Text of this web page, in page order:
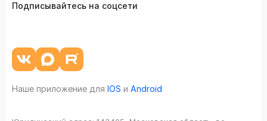
Подписывайтесь на соцсети
Наше приложение для IOS и Android